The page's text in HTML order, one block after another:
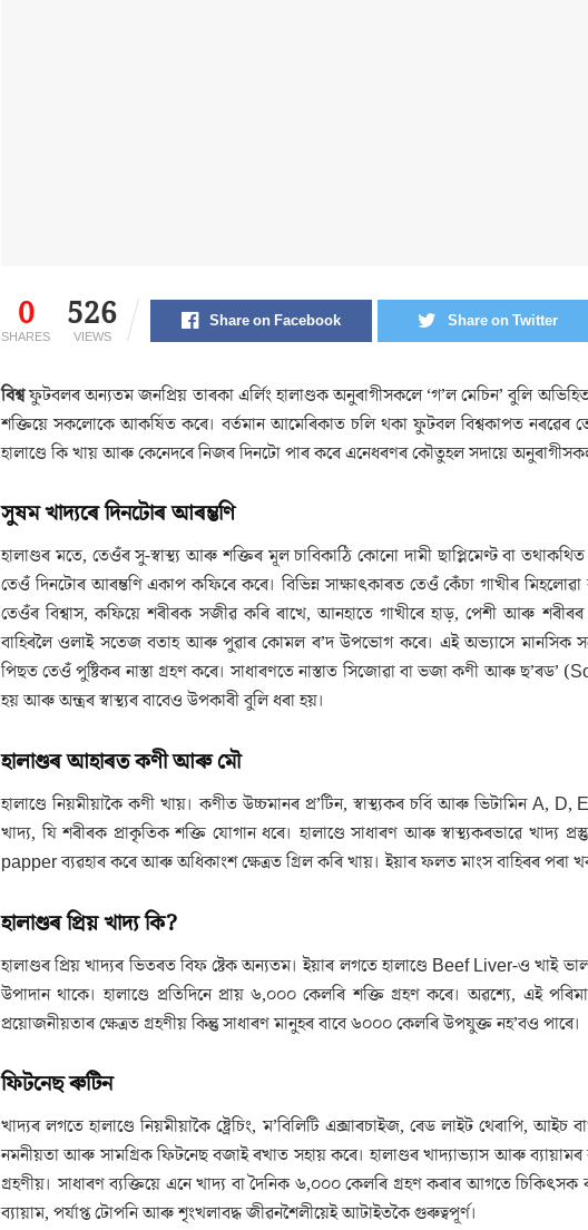
0
SHARES
526
VIEWS
Share on Facebook Share on Twitter
বিশ্বফুটবলৰ অন্যতম জনপ্ৰিয় তাৰকা এৰ্লিং হালাণ্ডক অনুৰাগীসকলে ‘গ’ল মেচিন’ বুলি
শক্তিয়ে সকলোকে আকৰ্ষিত কৰে। বৰ্তমান আমেৰিকাত চলি থকা ফুটবল বিশ্বকাপত নৰৱেৰ
হালাণ্ডে কি খায় আৰু কেনেদৰে নিজৰ দিনটো পাৰ কৰে এনেধৰণৰ কৌতুহল সদায়ে
সুষম খাদ্যৰে দিনটোৰ আৰম্ভণি
হালাণ্ডৰ মতে, তেওঁৰ সু-স্বাস্থ্য আৰু শক্তিৰ মূল চাবিকাঠি কোনো দামী ছাপ্লিমেণ্ট বা
তেওঁ দিনটোৰ আৰম্ভণি একাপ কফিৰে কৰে। বিভিন্ন সাক্ষাৎকাৰত তেওঁ কেঁচা গাখীৰ
তেওঁৰ বিশ্বাস, কফিয়ে শৰীৰক সজীৱ কৰি ৰাখে, আনহাতে গাখীৰে হাড়, পেশী আৰু
বাহিৰলৈ ওলাই সতেজ বতাহ আৰু পুৱাৰ কোমল ৰ’দ উপভোগ কৰে। এই অভ্যাসে মানসিক
পিছত তেওঁ পুষ্টিকৰ নাস্তা গ্ৰহণ কৰে। সাধাৰণতে নাস্তাত সিজোৱা বা ভজা কণী আৰু ছ’ৰড’
হয় আৰু অন্ত্ৰৰ স্বাস্থ্যৰ বাবেও উপকাৰী বুলি ধৰা হয়।
হালাণ্ডৰ আহাৰত কণী আৰু মৌ
হালাণ্ডে নিয়মীয়াকৈ কণী খায়। কণীত উচ্চমানৰ প্ৰ’টিন, স্বাস্থ্যকৰ চৰ্বি আৰু ভিটামিন
খাদ্য, যি শৰীৰক প্ৰাকৃতিক শক্তি যোগান ধৰে। হালাণ্ডে সাধাৰণ আৰু স্বাস্থ্যকৰভাৱে
papper ব্যৱহাৰ কৰে আৰু অধিকাংশ ক্ষেত্ৰত গ্ৰিল কৰি খায়। ইয়াৰ ফলত মাংস বাহিৰৰ
হালাণ্ডৰ প্ৰিয় খাদ্য কি?
হালাণ্ডৰ প্ৰিয় খাদ্যৰ ভিতৰত বিফ ষ্টেক অন্যতম। ইয়াৰ লগতে হালাণ্ডে Beef Liver-ও খাই
উপাদান থাকে। হালাণ্ডে প্ৰতিদিনে প্ৰায় ৬,০০০ কেলৰি শক্তি গ্ৰহণ কৰে। অৱশ্যে,
প্ৰয়োজনীয়তাৰ ক্ষেত্ৰত গ্ৰহণীয় কিন্তু সাধাৰণ মানুহৰ বাবে ৬০০০ কেলৰি উপযুক্ত নহ’বও পাৰে।
ফিটনেছ ৰুটিন
খাদ্যৰ লগতে হালাণ্ডে নিয়মীয়াকৈ ষ্ট্ৰেচিং, ম’বিলিটি এক্সাৰচাইজ, ৰেড লাইট
নমনীয়তা আৰু সামগ্ৰিক ফিটনেছ বজাই ৰখাত সহায় কৰে। হালাণ্ডৰ খাদ্যাভ্যাস আৰু
গ্ৰহণীয়। সাধাৰণ ব্যক্তিয়ে এনে খাদ্য বা দৈনিক ৬,০০০ কেলৰি গ্ৰহণ কৰাৰ আগতে চিকিৎসক
ব্যায়াম, পৰ্যাপ্ত টোপনি আৰু শৃংখলাবদ্ধ জীৱনশৈলীয়েই আটাইতকৈ গুৰুত্বপূৰ্ণ।